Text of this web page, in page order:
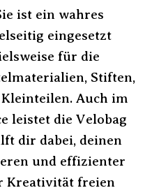
ist ein wahres
eingesetzt
für die
Stiften,
Auch im
leistet die Velobag
dir dabei, deinen
und effizienter
Kreativität freien